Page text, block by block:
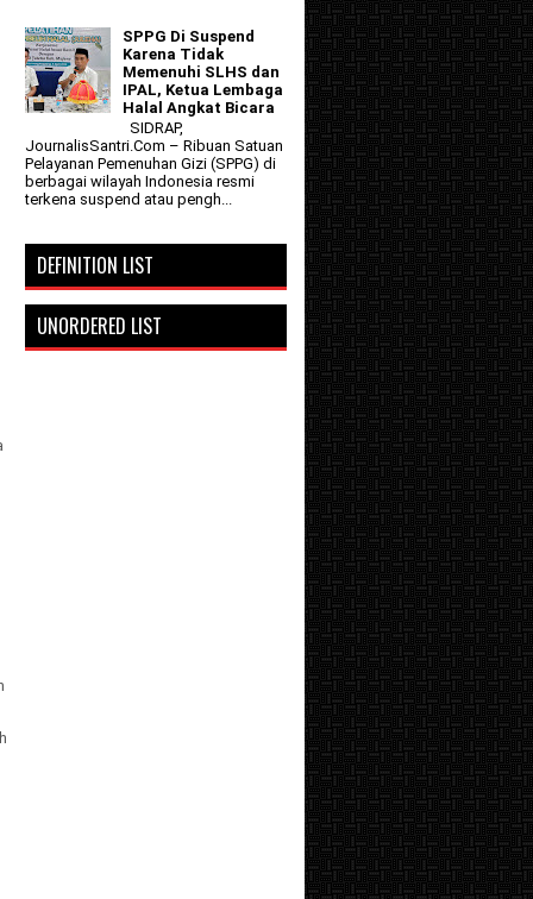
SPPG Di Suspend
Karena Tidak
Memenuhi SLHS dan
IPAL, Ketua Lembaga
Halal Angkat Bicara
SIDRAP,
JournalisSantri.Com – Ribuan Satuan
Pelayanan Pemenuhan Gizi (SPPG) di
berbagai wilayah Indonesia resmi
terkena suspend atau pengh...
DEFINITION LIST
UNORDERED LIST